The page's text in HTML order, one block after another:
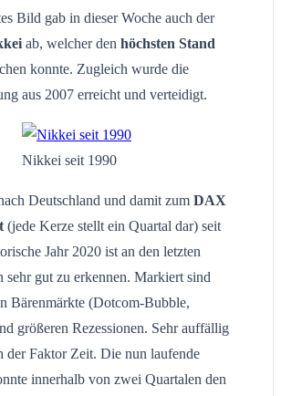
Bild gab in dieser Woche auch der
ab, welcher den höchsten Stand
konnte. Zugleich wurde die
aus 2007 erreicht und verteidigt.
Nikkei seit 1990
Deutschland und damit zum DAX
(jede Kerze stellt ein Quartal dar) seit
Jahr 2020 ist an den letzten
sehr gut zu erkennen. Markiert sind
Bärenmärkte (Dotcom-Bubble,
größeren Rezessionen. Sehr auffällig
der Faktor Zeit. Die nun laufende
innerhalb von zwei Quartalen den